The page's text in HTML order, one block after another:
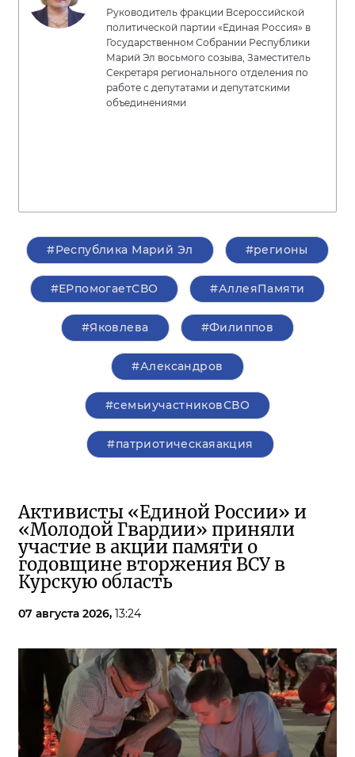
Руководитель фракции Всероссийской
политической партии «Единая Россия» в
Государственном Собрании Республики
Марий Эл восьмого созыва, Заместитель
Секретаря регионального отделения по
работе с депутатами и депутатскими
объединениями
#Республика Марий Эл #регионы
#ЕРпомогаетСВО #АллеяПамяти
#Яковлева #Филиппов
#Александров
#семьиучастниковСВО
#патриотическаяакция
Активисты «Единой России» и
«Молодой Гвардии» приняли
участие в акции памяти о
годовщине вторжения ВСУ в
Курскую область
07 августа 2026, 13:24